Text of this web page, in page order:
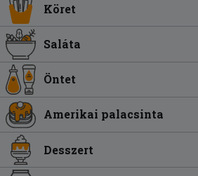
Köret
Saláta
Öntet
Amerikai palacsinta
Desszert